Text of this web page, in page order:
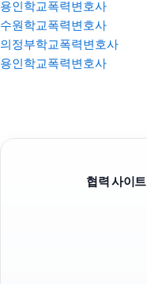
용인학교폭력변호사
수원학교폭력변호사
의정부학교폭력변호사
용인학교폭력변호사
협력 사이트